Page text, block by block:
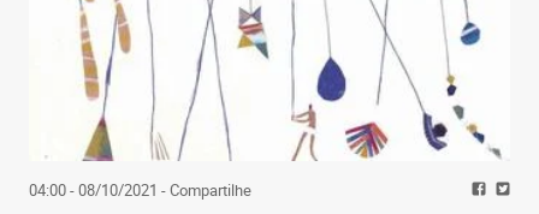
04:00 - 08/10/2021 - Compartilhe